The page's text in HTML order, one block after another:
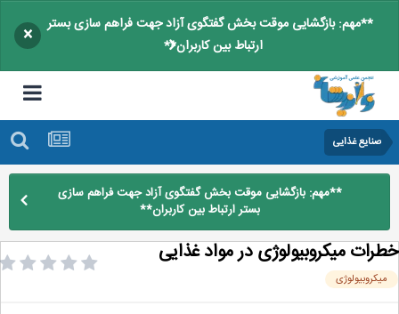
**مهم: بازگشایی موقت بخش گفتگوی آزاد جهت فراهم سازی بستر
ارتباط بین کاربران**
×
صنایع غذایی
**مهم: بازگشایی موقت بخش گفتگوی آزاد جهت فراهم سازی
بستر ارتباط بین کاربران**
میكروبیولوژی در مواد غذایی